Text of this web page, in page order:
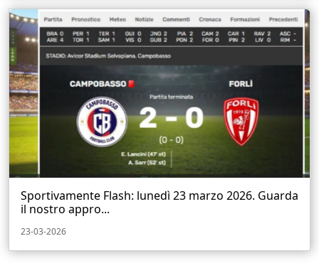
Sportivamente Flash: lunedì 23 marzo 2026. Guarda
il nostro appro...
23-03-2026